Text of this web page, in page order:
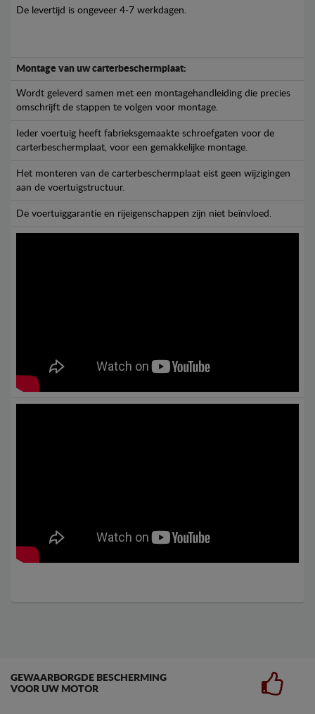
De levertijd is ongeveer 4-7 werkdagen.
Montage van uw carterbeschermplaat:
Wordt geleverd samen met een montagehandleiding die precies
omschrijft de stappen te volgen voor montage.
Ieder voertuig heeft fabrieksgemaakte schroefgaten voor de
carterbeschermplaat, voor een gemakkelijke montage.
Het monteren van de carterbeschermplaat eist geen wijzigingen
aan de voertuigstructuur.
De voertuiggarantie en rijeigenschappen zijn niet beïnvloed.
GEWAARBORGDE BESCHERMING
VOOR UW MOTOR